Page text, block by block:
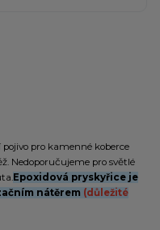
pojivo pro kamenné koberce
Nedoporučujeme pro světlé
Epoxidová pryskyřice je
nátěrem (důležité